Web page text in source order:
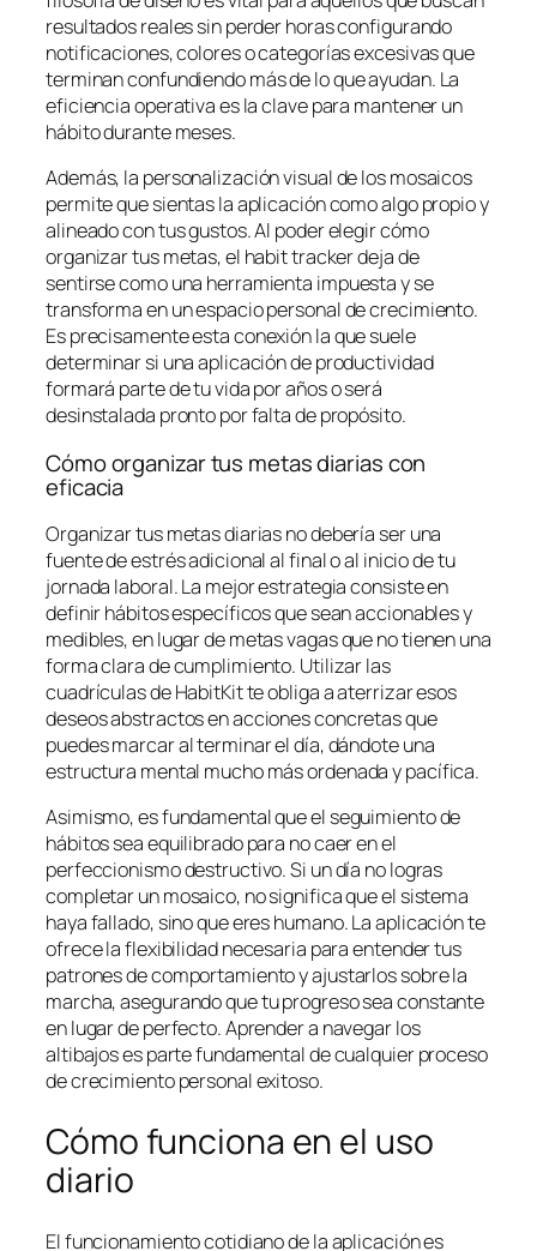
resultados reales sin perder horas configurando
notificaciones, colores o categorías excesivas que
terminan confundiendo más de lo que ayudan. La
eficiencia operativa es la clave para mantener un
hábito durante meses.
Además, la personalización visual de los mosaicos
permite que sientas la aplicación como algo propio y
alineado con tus gustos. Al poder elegir cómo
organizar tus metas, el habit tracker deja de
sentirse como una herramienta impuesta y se
transforma en un espacio personal de crecimiento.
Es precisamente esta conexión la que suele
determinar si una aplicación de productividad
formará parte de tu vida por años o será
desinstalada pronto por falta de propósito.
Cómo organizar tus metas diarias con
eficacia
Organizar tus metas diarias no debería ser una
fuente de estrés adicional al final o al inicio de tu
jornada laboral. La mejor estrategia consiste en
definir hábitos específicos que sean accionables y
medibles, en lugar de metas vagas que no tienen una
forma clara de cumplimiento. Utilizar las
cuadrículas de HabitKit te obliga a aterrizar esos
deseos abstractos en acciones concretas que
puedes marcar al terminar el día, dándote una
estructura mental mucho más ordenada y pacífica.
Asimismo, es fundamental que el seguimiento de
hábitos sea equilibrado para no caer en el
perfeccionismo destructivo. Si un día no logras
completar un mosaico, no significa que el sistema
haya fallado, sino que eres humano. La aplicación te
ofrece la flexibilidad necesaria para entender tus
patrones de comportamiento y ajustarlos sobre la
marcha, asegurando que tu progreso sea constante
en lugar de perfecto. Aprender a navegar los
altibajos es parte fundamental de cualquier proceso
de crecimiento personal exitoso.
Cómo funciona en el uso
diario
El funcionamiento cotidiano de la aplicación es